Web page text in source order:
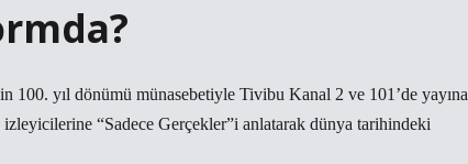
yıl dönümü münasebetiyle Tivibu Kanal 2 ve 101’de yayına
izleyicilerine “Sadece Gerçekler”i anlatarak dünya tarihindeki